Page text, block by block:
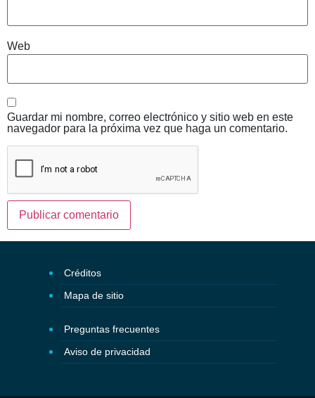
Web
Guardar mi nombre, correo electrónico y sitio web en este
navegador para la próxima vez que haga un comentario.
Créditos
Mapa de sitio
Preguntas frecuentes
Aviso de privacidad